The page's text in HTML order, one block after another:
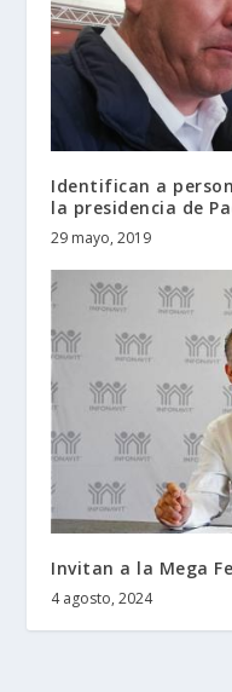
Identifican a
la presidencia de
29 mayo, 2019
Invitan a la Mega
4 agosto, 2024